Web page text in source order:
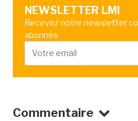
NEWSLETTER LMI
Recevez notre newsletter
abonnés
Commentaire